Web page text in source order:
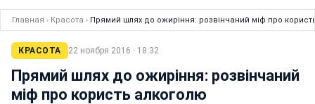
Главная › Красота › Прямий шлях до ожиріння: розвінчаний міф про
КРАСОТА 22 ноября 2016 · 18:32
Прямий шлях до ожиріння: розвінчаний
міф про користь алкоголю